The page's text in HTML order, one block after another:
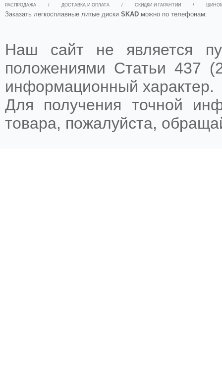
РАСПРОДАЖА / ДОСТАВКА И ОПЛАТА / СКИДКИ И ГАРАНТИИ /
Заказать легкосплавные литые диски SKAD можно по телефонам:
Наш сайт не является
положениями Статьи 437
информационный характер.
Для получения точной
товара, пожалуйста,